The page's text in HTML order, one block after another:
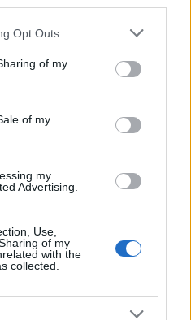
uses one or more Google
behaviour. You may click to
and its third-party tags to
purposes in below Google
Opt Outs
of my
of my
my
Advertising.
Use,
of my
with the
collected.